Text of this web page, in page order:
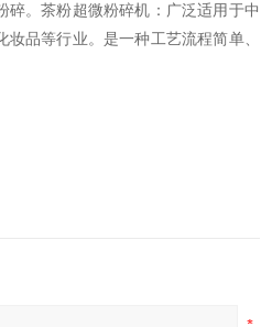
碎。茶粉超微粉碎机：广泛适用于中
品等行业。是一种工艺流程简单、